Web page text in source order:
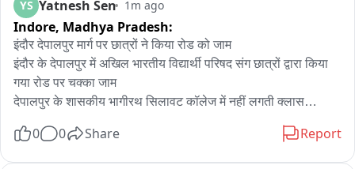
YS Yatnesh Sen 1m ago
Indore, Madhya Pradesh:
इंदौर देपालपुर मार्ग पर छात्रों ने किया रोड को जाम
इंदौर के देपालपुर में अखिल भारतीय विद्यार्थी परिषद संग छात्रों द्वारा किया
गया रोड पर चक्का जाम
देपालपुर के शासकीय भागीरथ सिलावट कॉलेज में नहीं लगती क्लास
छात्र छात्राओं का आरोप नहीं लगती नियमित क्लास
0 0 Share Report